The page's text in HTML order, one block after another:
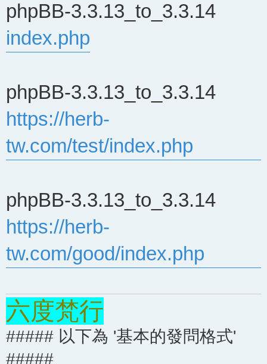
讀
文
章
phpBB-3.3.13_to_3.3.14
index.php
phpBB-3.3.13_to_3.3.14
https://herb-
tw.com/test/index.php
phpBB-3.3.13_to_3.3.14
https://herb-
tw.com/good/index.php
六度梵行
##### 以下為 '基本的發問格式'
#####